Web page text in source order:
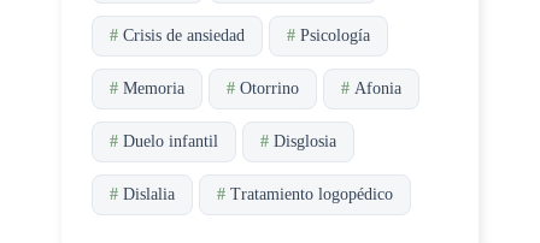
# Crisis de ansiedad # Psicología
# Memoria # Otorrino # Afonia
# Duelo infantil # Disglosia
# Dislalia # Tratamiento logopédico